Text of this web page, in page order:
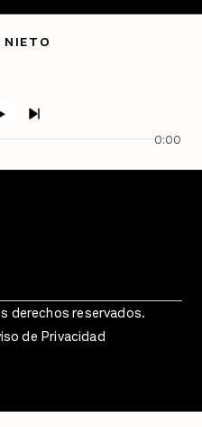
NIETO
0:00
derechos reservados.
de Privacidad